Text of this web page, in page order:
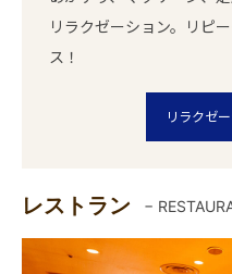
リラクゼーション。リピ
ス！
リラクゼ
レストラン −